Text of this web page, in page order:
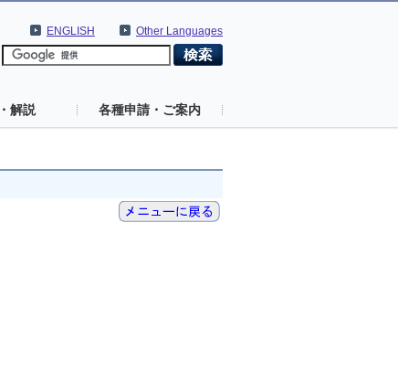
Other Languages
ENGLISH
解説 各種申請・ご案内